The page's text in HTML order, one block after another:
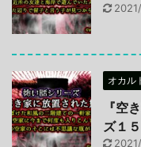
オカル
『空
ズ１